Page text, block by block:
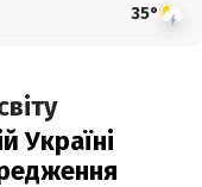
35°
Україні